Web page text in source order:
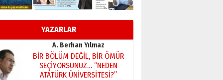
YAZARLAR
Ahmed Yesevi’den bir
Hakka yürüdü.!
Cem Bakırcı
Ardında bıraktığı hatıralarıyla
gönül adamı Faruk Terzioğlu!
13 Mayıs 2026 Çarşamba